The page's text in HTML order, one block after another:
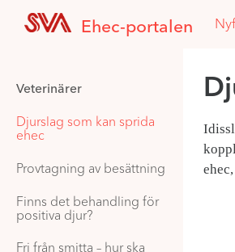
Ehec-portalen
Veterinärer
Djurslag som kan sprida
ehec
Provtagning av besättning
Finns det behandling för
positiva djur?
Fri från smitta – hur ska